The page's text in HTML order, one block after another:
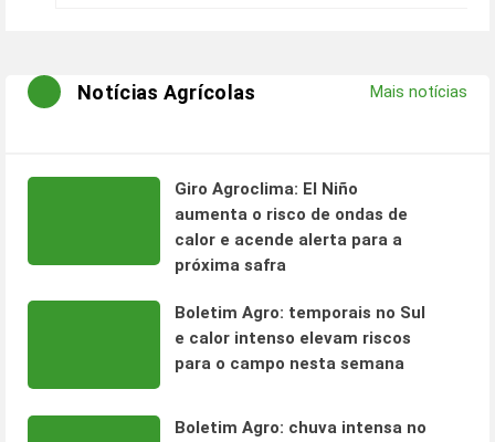
Notícias Agrícolas Mais notícias
Giro Agroclima: El Niño
aumenta o risco de ondas de
calor e acende alerta para a
próxima safra
Boletim Agro: temporais no Sul
e calor intenso elevam riscos
para o campo nesta semana
Boletim Agro: chuva intensa no